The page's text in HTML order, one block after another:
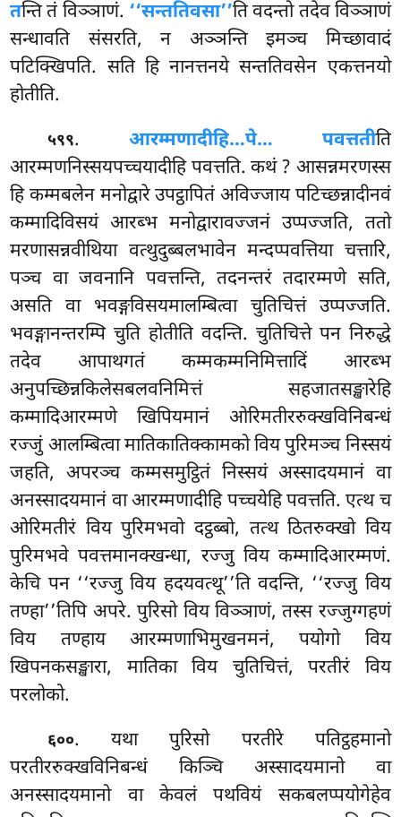
तन्ति तं विञ्ञाणं. ‘‘सन्ततिवसा’’ति वदन्तो तदेव विञ्ञाणं
सन्धावति संसरति, न अञ्ञन्ति इमञ्च मिच्छावादं
पटिक्खिपति. सति हि नानत्तनये सन्ततिवसेन एकत्तनयो
होतीति.
५९९. आरम्मणादीहि…पे… पवत्ततीति
आरम्मणनिस्सयपच्चयादीहि पवत्तति. कथं? आसन्नमरणस्स
हि कम्मबलेन मनोद्वारे उपट्ठापितं अविज्जाय पटिच्छन्नादीनवं
कम्मादिविसयं आरब्भ मनोद्वारावज्जनं उप्पज्जति, ततो
मरणासन्नवीथिया वत्थुदुब्बलभावेन मन्दप्पवत्तिया चत्तारि,
पञ्च वा जवनानि पवत्तन्ति, तदनन्तरं तदारम्मणे सति,
असति वा भवङ्गविसयमालम्बित्वा चुतिचित्तं उप्पज्जति.
भवङ्गानन्तरम्पि चुति होतीति वदन्ति. चुतिचित्ते पन निरुद्धे
तदेव आपाथगतं कम्मकम्मनिमित्तादिं आरब्भ
अनुपच्छिन्नकिलेसबलवनिमित्तं सहजातसङ्खारेहि
कम्मादिआरम्मणे खिपियमानं ओरिमतीररुक्खविनिबन्धं
रज्जुं आलम्बित्वा मातिकातिक्कामको विय पुरिमञ्च निस्सयं
जहति, अपरञ्च कम्मसमुट्ठितं निस्सयं अस्सादयमानं वा
अनस्सादयमानं वा आरम्मणादीहि पच्चयेहि पवत्तति. एत्थ च
ओरिमतीरं विय पुरिमभवो दट्ठब्बो, तत्थ ठितरुक्खो विय
पुरिमभवे पवत्तमानक्खन्धा, रज्जु विय कम्मादिआरम्मणं.
केचि पन ‘‘रज्जु विय हदयवत्थू’’ति वदन्ति, ‘‘रज्जु विय
तण्हा’’तिपि अपरे. पुरिसो विय विञ्ञाणं, तस्स रज्जुग्गहणं
विय तण्हाय आरम्मणाभिमुखनमनं, पयोगो विय
खिपनकसङ्खारा, मातिका विय चुतिचित्तं, परतीरं विय
परलोको.
६००. यथा पुरिसो परतीरे पतिट्ठहमानो
परतीररुक्खविनिबन्धं किञ्चि अस्सादयमानो वा
अनस्सादयमानो वा केवलं पथवियं सकबलप्पयोगेहेव